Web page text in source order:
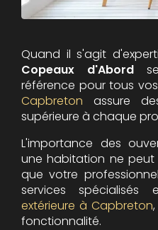
Quand il s'agit
Copeaux d'Abord
référence pour tous
Capbreton assure
supérieure à chaque
L'importance des
une habitation ne peut
que votre
services
extérieure à Capbreton
fonctionnalité.